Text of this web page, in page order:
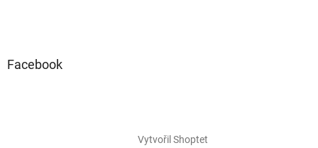
Facebook
Vytvořil Shoptet